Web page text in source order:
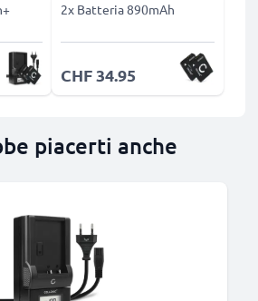
2x Batteria 890mAh
CHF 34.95
piacerti anche